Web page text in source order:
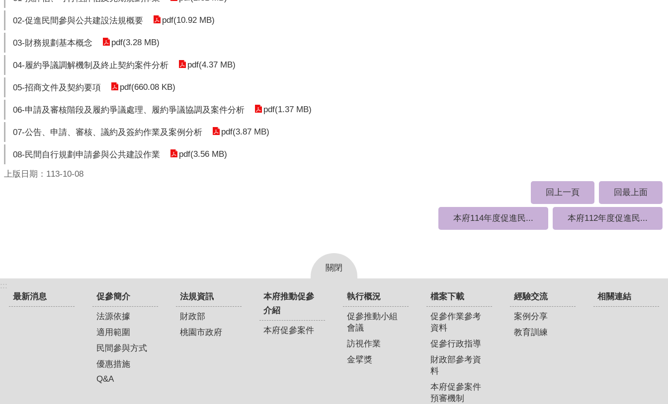
02-促進民間參與公共建設法規概要 pdf(10.92 MB)
03-財務規劃基本概念 pdf(3.28 MB)
04-履約爭議調解機制及終止契約案件分析 pdf(4.37 MB)
05-招商文件及契約要項 pdf(660.08 KB)
06-申請及審核階段及履約爭議處理、履約爭議協調及案件分析 pdf(1.37 MB)
07-公告、申請、審核、議約及簽約作業及案例分析 pdf(3.87 MB)
08-民間自行規劃申請參與公共建設作業 pdf(3.56 MB)
上版日期：113-10-08
回上一頁
回最上面
本府114年度促進民... 本府112年度促進民...
關閉
:::
最新消息
促參簡介
法源依據
適用範圍
民間參與方式
優惠措施
Q&A
法規資訊
財政部
桃園市政府
本府推動促參
介紹
本府促參案件
執行概況
促參推動小組
會議
訪視作業
金擘獎
檔案下載
促參作業參考
資料
促參行政指導
財政部參考資
料
本府促參案件
預審機制
經驗交流
案例分享
教育訓練
相關連結